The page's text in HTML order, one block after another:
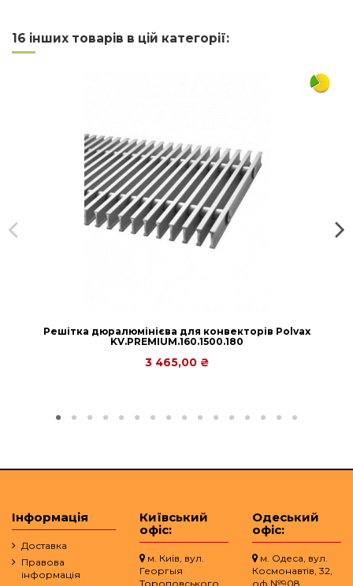
Ширина
380
16 інших товарів в цій категорії:
Решітка дюралюмінієва для конвекторів Polvax
KV.PREMIUM.160.1500.180
3 465,00 ₴
Інформація
Доставка
Правова
інформація
Київський
офіс:
м. Київ, вул.
Георгыя
Тороповського
Одеський
офіс:
м. Одеса, вул.
Космонавтів, 32,
оф.№908